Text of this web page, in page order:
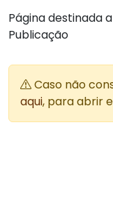
Página destinada
Publicação
Caso não
aqui, para abrir